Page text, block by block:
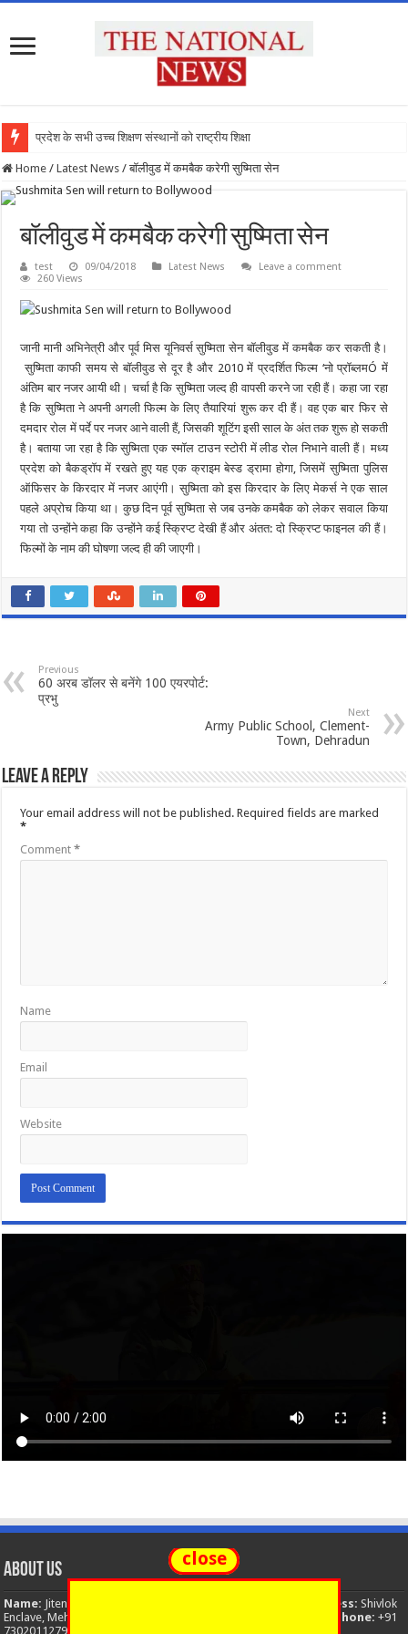
प्रदेश के सभी उच्च शिक्षण संस्थानों को राष्ट्रीय शिक्षा नीति
Home / Latest News / बॉलीवुड में कमबैक करेगी सुष्मिता सेन
बॉलीवुड में कमबैक करेगी सुष्मिता सेन
test 09/04/2018 Latest News
Leave a comment
260 Views
जानी मानी अभिनेत्री और पूर्व मिस यूनिवर्स सुष्मिता सेन बॉलीवुड में कमबैक कर सकती है।
सुष्मिता काफी समय से बॉलीवुड से दूर है और 2010 में प्रदर्शित फिल्म ‘नो प्रॉब्लमÓ में
अंतिम बार नजर आयी थी। चर्चा है कि सुष्मिता जल्द ही वापसी करने जा रही हैं। कहा जा रहा
है कि सुष्मिता ने अपनी अगली फिल्म के लिए तैयारियां शुरू कर दी हैं। वह एक बार फिर से
दमदार रोल में पर्दे पर नजर आने वाली हैं, जिसकी शूटिंग इसी साल के अंत तक शुरू हो सकती
है। बताया जा रहा है कि सुष्मिता एक स्मॉल टाउन स्टोरी में लीड रोल निभाने वाली हैं। मध्य
प्रदेश को बैकड्रॉप में रखते हुए यह एक क्राइम बेस्ड ड्रामा होगा, जिसमें सुष्मिता पुलिस
ऑफिसर के किरदार में नजर आएंगी। सुष्मिता को इस किरदार के लिए मेकर्स ने एक साल
पहले अप्रोच किया था। कुछ दिन पूर्व सुष्मिता से जब उनके कमबैक को लेकर सवाल किया
गया तो उन्होंने कहा कि उन्होंने कई स्क्रिप्ट देखी हैं और अंतत: दो स्क्रिप्ट फाइनल की हैं।
फिल्मों के नाम की घोषणा जल्द ही की जाएगी।
Previous
60 अरब डॉलर से बनेंगे 100 एयरपोर्ट:
प्रभु
Next
Army Public School, Clement-
Town, Dehradun
Leave a Reply
Your email address will not be published. Required fields are marked
*
Comment*
Name
Email
Website
About Us
Name: Jitendra Singh Address: Shivlok
Enclave, Mehuwala Mafi, Dehradun, Uttarakhand, 248001, India
Phone: +91
7302011279
close